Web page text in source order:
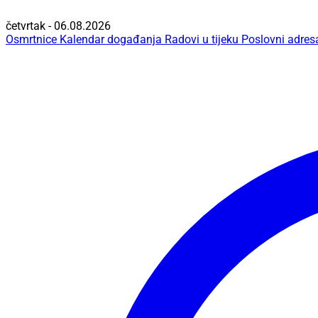
četvrtak - 06.08.2026
Osmrtnice Kalendar događanja Radovi u tijeku Poslovni